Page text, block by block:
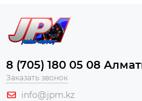
8 (705) 180 05 08
Заказать звонок
info@jpm.kz